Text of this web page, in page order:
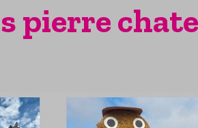
pierre